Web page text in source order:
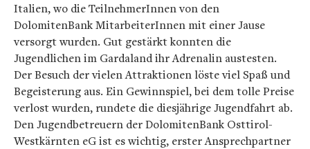
Italien, wo die TeilnehmerInnen von den
DolomitenBank MitarbeiterInnen mit einer Jause
versorgt wurden. Gut gestärkt konnten die
Jugendlichen im Gardaland ihr Adrenalin austesten.
Der Besuch der vielen Attraktionen löste viel Spaß und
Begeisterung aus. Ein Gewinnspiel, bei dem tolle Preise
verlost wurden, rundete die diesjährige Jugendfahrt ab.
Den Jugendbetreuern der DolomitenBank Osttirol-
Westkärnten eG ist es wichtig, erster Ansprechpartner